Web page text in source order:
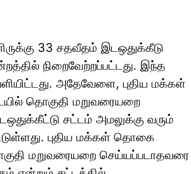
33 சதவீதம் இடஒதுக்கீடு
நிறைவேற்றப்பட்டது. இந்த
அதேவேளை, புதிய மக்கள்
தொகுதி மறுவரையறை
சட்டம் அமலுக்கு வரும்
புதிய மக்கள் தொகை
மறுவரையறை செய்யப்படாதவரை